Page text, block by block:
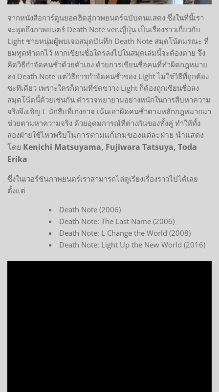
จากหนังสือการ์ตูนยอดฮิตสู่ภาพยนตร์ฉบับคนแสดง ซึ่งในที่นี้เรา
จะพูดถึงภาพยนตร์ Death Note ver.ญี่ปุ่น เป็นเรื่องราวเกี่ยวกับ
Light ชายหนุ่มผู้พบเจอสมุดบันทึก Death Note สมุดโน้ตมรณะ ที่
ยมทูตทำตกไว้ หากเขียนชื่อใครลงไปในสมุดเล่มนี้จะต้องตาย จึง
คิดวิธีกำจัดคนชั่วด้วยตัวเอง ด้วยการเขียนชื่อคนที่ทำผิดกฎหมาย
ลง Death Note แต่วิธีการกำจัดคนชั่วของ Light ไม่ใช่วิธีที่ถูกต้อง
ซะทีเดียว เพราะใครก็ตามที่ขัดขวาง Light ก็ต้องถูกเขียนชื่อลง
สมุดโน้ตนี้ด้วยเช่นกัน ตำรวจพยายามอย่างหนักในการสืบหาความ
จริงจึงเชิญ L นักสืบที่เก่งกาจ เน้นเอาผิดคนชั่วตามหลักกฎหมายมา
ช่วยตามหาความจริง ด้วยอุดมการณ์ที่ต่างกันของทั้งคู่ ทำให้ทั้ง
สองฝ่ายใช้ไหวพริบในการตามแก้เกมของแต่ละฝ่าย นำแสดง
โดย Kenichi Matsuyama, Fujiwara Tatsuya, Toda
Erika
ซึ่งในเวอร์ชันภาพยนตร์เราสามารถไล่ดูเรียงเรื่องราวไปได้เลย
ตั้งแต่
Death Note (2006)
Death Note: The Last Name (2006)
Death Note: L Change the World (2008)
Death Note: Light Up the New World (2016)